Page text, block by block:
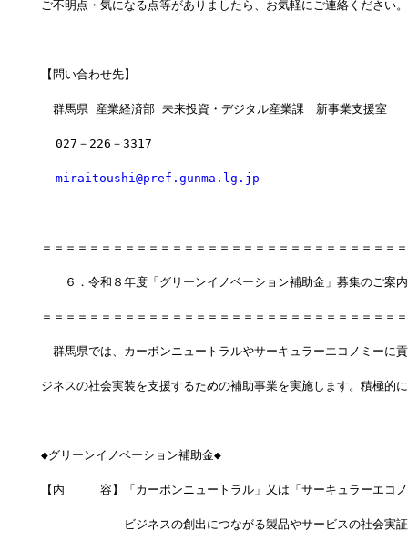
ご不明点・気になる点等がありましたら、お気軽にご連絡ください。
【問い合わせ先】
群馬県 産業経済部 未来投資・デジタル産業課　新事業支援室
  027－226－3317
miraitoushi@pref.gunma.lg.jp
＝＝＝＝＝＝＝＝＝＝＝＝＝＝＝＝＝＝＝＝＝＝＝＝＝＝＝＝＝＝
６．令和８年度「グリーンイノベーション補助金」募集のご案内
＝＝＝＝＝＝＝＝＝＝＝＝＝＝＝＝＝＝＝＝＝＝＝＝＝＝＝＝＝＝
群馬県では、カーボンニュートラルやサーキュラーエコノミーに
ジネスの社会実装を支援するための補助事業を実施します。積極的
◆グリーンイノベーション補助金◆
【内　　　容】「カーボンニュートラル」又は「サーキュラーエコ
ビジネスの創出につながる製品やサービスの社会実証